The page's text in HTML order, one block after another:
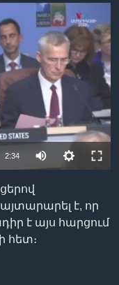
available
2:34
է, որ
է այս հարցում
հետ։